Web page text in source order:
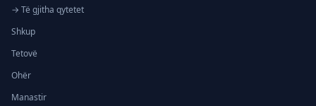
→ Të gjitha qytetet
Shkup
Tetovë
Ohër
Manastir